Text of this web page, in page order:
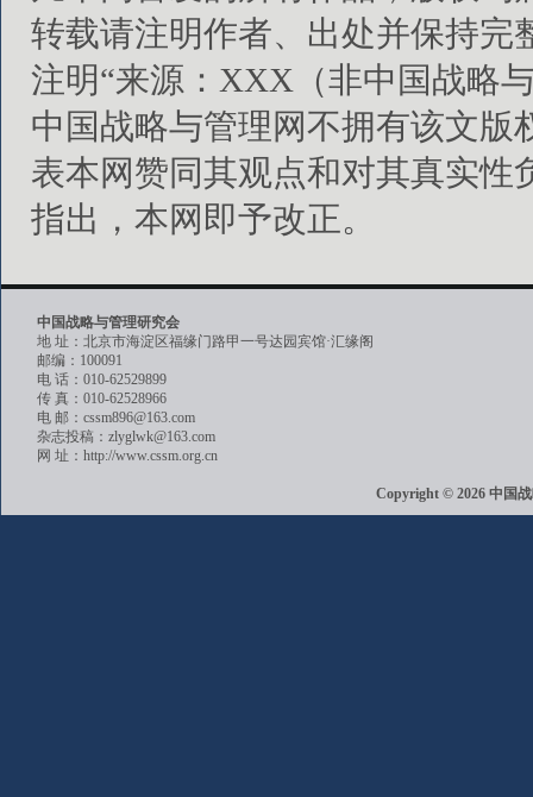
转载请注明作者、出处并保持完
注明“来源：XXX（非中国战略
中国战略与管理网不拥有该文
表本网赞同其观点和对其真实
指出，本网即予改正。
中国战略与管理研究会
地 址：北京市海淀区福缘门路甲一号达园宾馆·汇缘阁
邮编：100091
电 话：010-62529899
传 真：010-62528966
电 邮：cssm896@163.com
杂志投稿：zlyglwk@163.com
网 址：http://www.cssm.org.cn
Copyright © 2026 中国